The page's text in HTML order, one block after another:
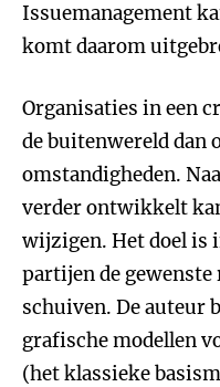
Issuemanagement
komt daarom
Organisaties in een
de buitenwereld dan
omstandigheden.
verder ontwikkelt
wijzigen. Het doel is
partijen de
schuiven. De auteur
grafische modellen
(het klassieke